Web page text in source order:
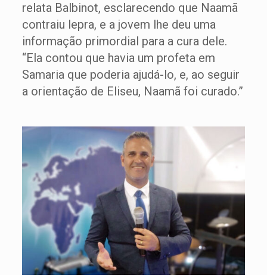
relata Balbinot, esclarecendo que Naamã
contraiu lepra, e a jovem lhe deu uma
informação primordial para a cura dele.
“Ela contou que havia um profeta em
Samaria que poderia ajudá-lo, e, ao seguir
a orientação de Eliseu, Naamã foi curado.”